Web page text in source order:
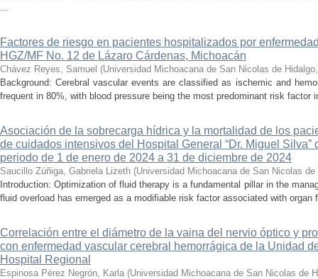
...
Factores de riesgo en pacientes hospitalizados por
HGZ/MF No. 12 de Lázaro Cárdenas, Michoacán
Chávez Reyes, Samuel (Universidad Michoacana de San Nicolas de Hidalgo
Background: Cerebral vascular events are classified as ischemic and
frequent in 80%, with blood pressure being the most predominant risk factor
Asociación de la sobrecarga hídrica y la mortalidad de los
de cuidados intensivos del Hospital General “Dr. Miguel
periodo de 1 de enero de 2024 a 31 de diciembre de 2024
Saucillo Zúñiga, Gabriela Lizeth (Universidad Michoacana de San Nicolas de
Introduction: Optimization of fluid therapy is a fundamental pillar in the
fluid overload has emerged as a modifiable risk factor associated with organ
Correlación entre el diámetro de la vaina del nervio óptico y
con enfermedad vascular cerebral hemorrágica de la Unidad
Hospital Regional
Espinosa Pérez Negrón, Karla (Universidad Michoacana de San Nicolas de